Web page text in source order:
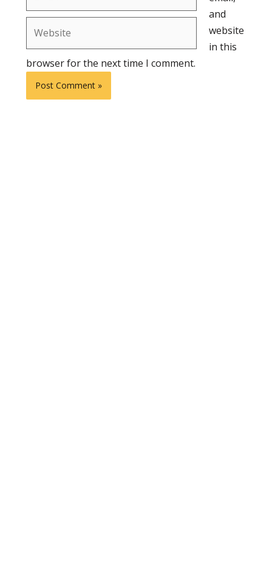
and
website
in this
browser for the next time I comment.